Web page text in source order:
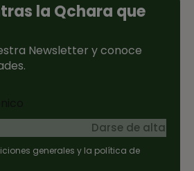
la Qchara que
Newsletter y conoce
Darse de alta
generales y la política de